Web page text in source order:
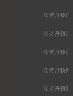
江诗丹顿广
江诗丹顿深
江诗丹顿成
江诗丹顿南
江诗丹顿重